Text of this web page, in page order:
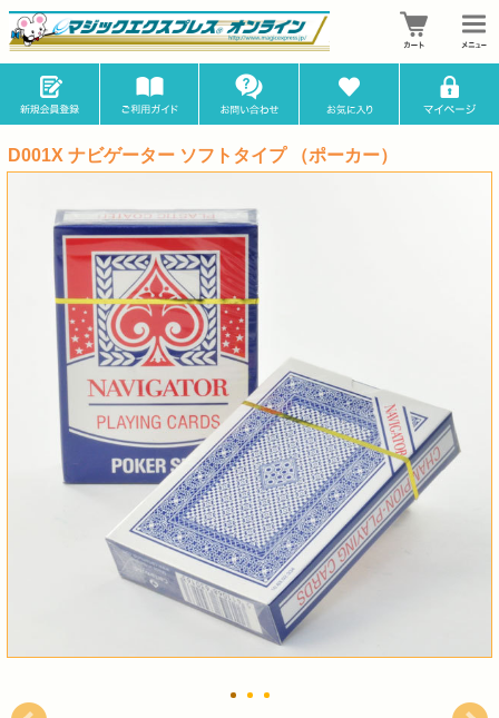
D001X ナビゲーター ソフトタイプ （ポーカー）